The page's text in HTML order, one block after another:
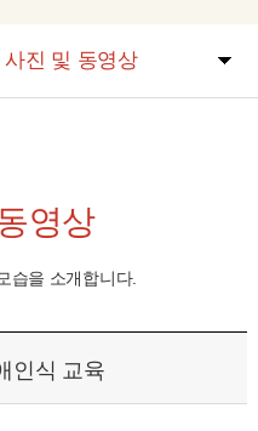
사진 및 동영상
영상
습을 소개합니다.
인식 교육